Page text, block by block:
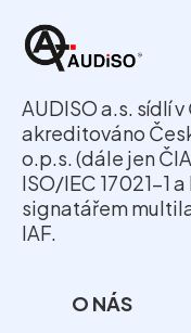
AUDISO a.s. sídlí
akreditováno
o.p.s. (dále jen
ISO/IEC 17021-1
signatářem
IAF.
O NÁS